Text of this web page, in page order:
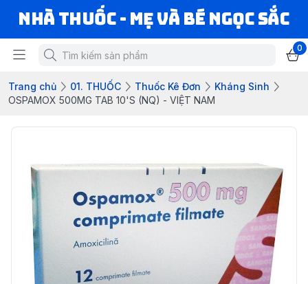
Nhà Thuốc - Mẹ và Bé Ngọc Sắc
0
Trang chủ 01. THUỐC Thuốc Kê Đơn
Kháng Sinh
OSPAMOX 500MG TAB 10'S (NQ) - VIỆT NAM